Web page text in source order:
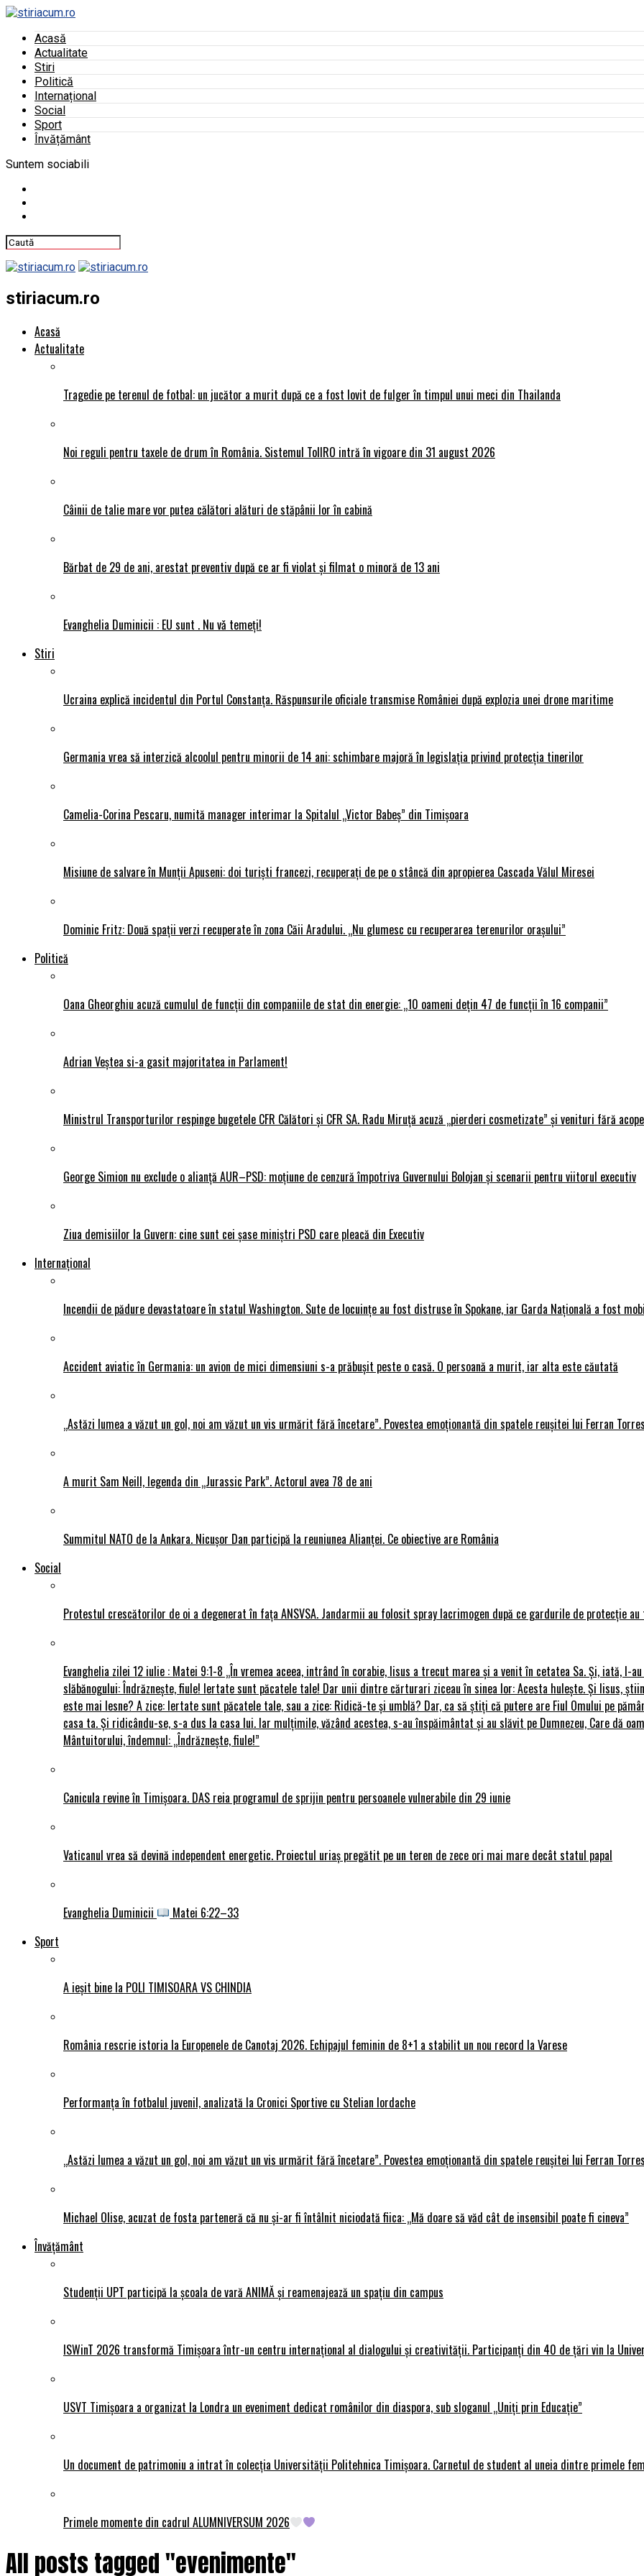
Acasă
Actualitate
Stiri
Politică
Internațional
Social
Sport
Învățământ
Suntem sociabili
stiriacum.ro
Acasă
Actualitate
Tragedie pe terenul de fotbal: un jucător a murit după ce a fost lovit de fulger în timpul unui meci din Thailanda
Noi reguli pentru taxele de drum în România. Sistemul TollRO intră în vigoare din 31 august 2026
Câinii de talie mare vor putea călători alături de stăpânii lor în cabină
Bărbat de 29 de ani, arestat preventiv după ce ar fi violat și filmat o minoră de 13 ani
Evanghelia Duminicii : EU sunt . Nu vǎ temeți!
Stiri
Ucraina explică incidentul din Portul Constanța. Răspunsurile oficiale transmise României după explozia unei drone maritime
Germania vrea să interzică alcoolul pentru minorii de 14 ani: schimbare majoră în legislația privind protecția tinerilor
Camelia-Corina Pescaru, numită manager interimar la Spitalul „Victor Babeș” din Timișoara
Misiune de salvare în Munții Apuseni: doi turiști francezi, recuperați de pe o stâncă din apropierea Cascada Vălul Miresei
Dominic Fritz: Două spații verzi recuperate în zona Căii Aradului. „Nu glumesc cu recuperarea terenurilor orașului”
Politică
Oana Gheorghiu acuză cumulul de funcții din companiile de stat din energie: „10 oameni dețin 47 de funcții în 16 companii”
Adrian Veștea si-a gasit majoritatea in Parlament!
Ministrul Transporturilor respinge bugetele CFR Călători și CFR SA. Radu Miruță acuză „pierderi cosmetizate” și venituri fără
George Simion nu exclude o alianță AUR–PSD: moțiune de cenzură împotriva Guvernului Bolojan și scenarii pentru viitorul executiv
Ziua demisiilor la Guvern: cine sunt cei șase miniștri PSD care pleacă din Executiv
Internațional
Incendii de pădure devastatoare în statul Washington. Sute de locuințe au fost distruse în Spokane, iar Garda Națională a fost
Accident aviatic în Germania: un avion de mici dimensiuni s-a prăbușit peste o casă. O persoană a murit, iar alta este căutată
„Astăzi lumea a văzut un gol, noi am văzut un vis urmărit fără încetare”. Povestea emoționantă din spatele reușitei lui Ferran
A murit Sam Neill, legenda din „Jurassic Park”. Actorul avea 78 de ani
Summitul NATO de la Ankara. Nicușor Dan participă la reuniunea Alianței. Ce obiective are România
Social
Protestul crescătorilor de oi a degenerat în fața ANSVSA. Jandarmii au folosit spray lacrimogen după ce gardurile de protecție
Evanghelia zilei 12 iulie : Matei 9:1-8 „În vremea aceea, intrând în corabie, Iisus a trecut marea și a venit în cetatea Sa. Și, iată, I-
slăbănogului: Îndrăznește, fiule! Iertate sunt păcatele tale! Dar unii dintre cărturari ziceau în sinea lor: Acesta hulește. Și Iisus,
este mai lesne? A zice: Iertate sunt păcatele tale, sau a zice: Ridică-te și umblă? Dar, ca să știți că putere are Fiul Omului pe
casa ta. Și ridicându-se, s-a dus la casa lui. Iar mulțimile, văzând acestea, s-au înspăimântat și au slăvit pe Dumnezeu, Care dă
Mântuitorului, îndemnul: „Îndrăznește, fiule!”
Canicula revine în Timișoara. DAS reia programul de sprijin pentru persoanele vulnerabile din 29 iunie
Vaticanul vrea să devină independent energetic. Proiectul uriaș pregătit pe un teren de zece ori mai mare decât statul papal
Evanghelia Duminicii
Matei 6:22–33
Sport
A ieșit bine la POLI TIMISOARA VS CHINDIA
România rescrie istoria la Europenele de Canotaj 2026. Echipajul feminin de 8+1 a stabilit un nou record la Varese
Performanța în fotbalul juvenil, analizată la Cronici Sportive cu Stelian Iordache
„Astăzi lumea a văzut un gol, noi am văzut un vis urmărit fără încetare”. Povestea emoționantă din spatele reușitei lui Ferran
Michael Olise, acuzat de fosta parteneră că nu și-ar fi întâlnit niciodată fiica: „Mă doare să văd cât de insensibil poate fi cineva”
Învățământ
Studenții UPT participă la școala de vară ANIMĂ și reamenajează un spațiu din campus
ISWinT 2026 transformă Timișoara într-un centru internațional al dialogului și creativității. Participanți din 40 de țări vin la
USVT Timișoara a organizat la Londra un eveniment dedicat românilor din diaspora, sub sloganul „Uniți prin Educație”
Un document de patrimoniu a intrat în colecția Universității Politehnica Timișoara. Carnetul de student al uneia dintre primele
Primele momente din cadrul ALUMNIVERSUM 2026
All posts tagged "evenimente"